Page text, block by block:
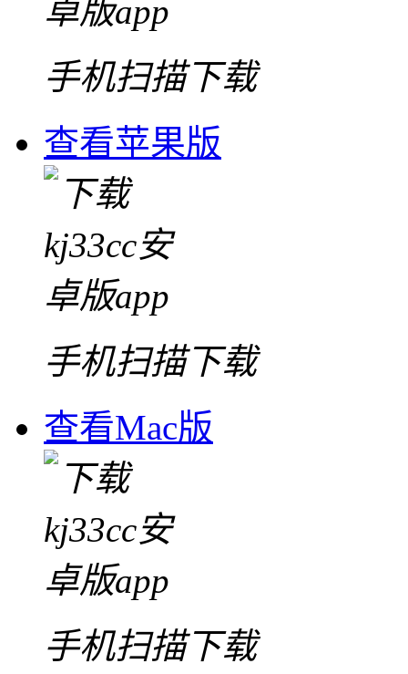
手机扫描下载
查看苹果版
手机扫描下载
查看Mac版
手机扫描下载